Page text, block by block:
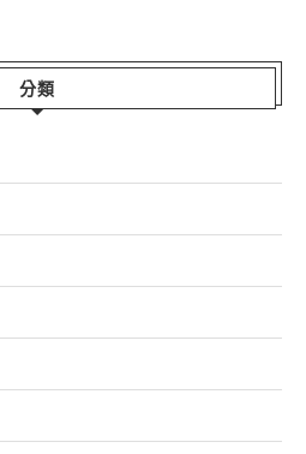
具開箱測試】SEED Clear Radar透明
〉發佈留言
試】SEED Clear Radar透明橡皮擦
留言
開箱】ANGEL EYES : 吉田秋生イ
復刻版